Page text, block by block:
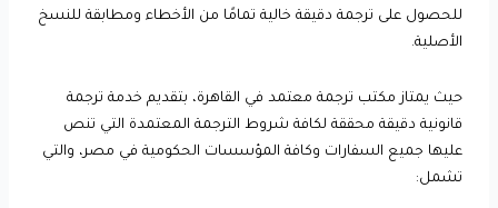
للحصول على ترجمة دقيقة خالية تمامًا من الأخطاء ومطابقة للنسخ
الأصلية.
حيث يمتاز مكتب ترجمة معتمد في القاهرة، بتقديم خدمة ترجمة
قانونية دقيقة محققة لكافة شروط الترجمة المعتمدة التي تنص
عليها جميع السفارات وكافة المؤسسات الحكومية في مصر، والتي
تشمل: